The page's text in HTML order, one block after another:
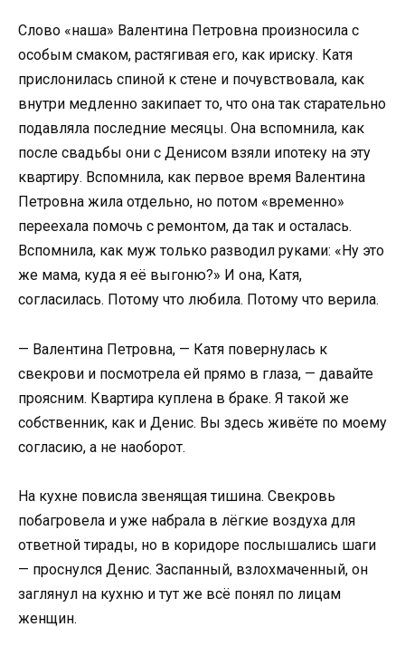
Слово «наша» Валентина Петровна произносила с
особым смаком, растягивая его, как ириску. Катя
прислонилась спиной к стене и почувствовала, как
внутри медленно закипает то, что она так старательно
подавляла последние месяцы. Она вспомнила, как
после свадьбы они с Денисом взяли ипотеку на эту
квартиру. Вспомнила, как первое время Валентина
Петровна жила отдельно, но потом «временно»
переехала помочь с ремонтом, да так и осталась.
Вспомнила, как муж только разводил руками: «Ну это
же мама, куда я её выгоню?» И она, Катя,
согласилась. Потому что любила. Потому что верила.
— Валентина Петровна, — Катя повернулась к
свекрови и посмотрела ей прямо в глаза, — давайте
проясним. Квартира куплена в браке. Я такой же
собственник, как и Денис. Вы здесь живёте по моему
согласию, а не наоборот.
На кухне повисла звенящая тишина. Свекровь
побагровела и уже набрала в лёгкие воздуха для
ответной тирады, но в коридоре послышались шаги
— проснулся Денис. Заспанный, взлохмаченный, он
заглянул на кухню и тут же всё понял по лицам
женщин.